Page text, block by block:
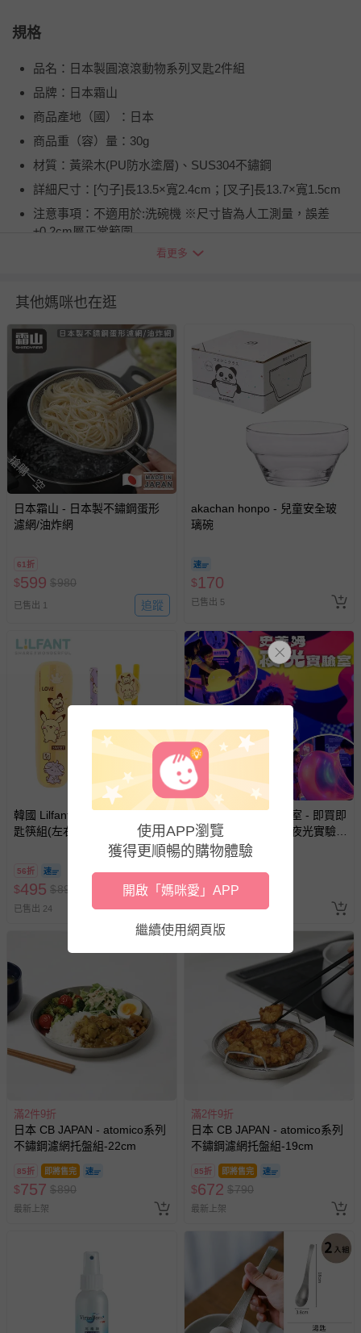
規格
品名：日本製圓滾滾動物系列叉匙2件組
品牌：日本霜山
商品產地（國）：日本
商品重（容）量：30g
材質：黃梁木(PU防水塗層)、SUS304不鏽鋼
詳細尺寸：[勺子]長13.5×寬2.4cm；[叉子]長13.7×寬1.5cm
注意事項：不適用於:洗碗機 ※尺寸皆為人工測量，誤差
±0.2cm屬正常範圍
並非試用期，您所退回的商品必須是未經使用的全新狀態，
如需退換貨，請於收到商品7天（含例假日內提出），如為
瑕疵退換貨所產生的運費，將由媽咪愛負責處理，若非瑕疵
退貨，您可至『查詢訂單』>『已出貨』中查詢該筆訂單，
並點選『我要退貨』即可進行申請。若有相關退貨問題，請
至媽咪愛LINE@客服ID: @mamilove
我們將依序為您處理
與服務，謝謝。
針對滿件折/滿額贈…等活動，如因部份退貨，而該訂單保
留商品未達活動門檻，將以原價計算，活動贈品亦需一併退
回。
部分商品依據消費者保護法的規定，不適用七天鑑賞期/猶
豫期範圍：
易於腐敗、保存期限較短或解約時即將逾期（例如生鮮
商品、食品等）。
客製化商品（例如客製生日書、姓名貼等）。
報紙、期刊或雜誌（惟書籍如經拆封、使用，則酌收整
新費用）。
經消費者拆封之影音商品或電腦軟體（例如 DVD、CD
等）。
非以有形媒介提供之數位內容或一經提供即為完成之線
上服務，經消費者事先同意始提供（例如線上課程、遊
戲或活動點數等）。
已拆封之以下類型商品：
-個人衛生用品（例如尿布、貼身衣物、泳裝、襪子、地
墊、寢具類等）。
-新生兒親膚衣物（嬰幼兒包巾與背巾、包屁衣、學習
褲、紗布衣等）。
-接觸性孕哺產品（奶嘴、奶瓶、擠乳器、哺乳衣、托腹
帶束縛衣、餐搖椅等）。
-其他原廠盒裝商品封口處已貼上「不可拆封」，或具警
示字句等說明貼紙、封條者。
相關的退換貨辦理流程，可詳見： 退換貨 & 退款問題
其他常見問題：
運送服務：目前提供的運送僅限台灣本島。如您位於離島地
亦保留出貨與否的權利。離島、偏遠地區、樓層親送等加價
費用，可能會另需加收。
商品實際的配達日期，可於訂單個人資料內的查詢訂單內，
已出貨通知之訊息為主。
如您收到商品，請依正常流程檢查是否完好，若商品遇瑕疵
若您對於會員帳號、商品訂購與資訊、購物流程、付款方
式、折價券與購物金的使用、退貨及商品運送方式等有疑
。
預購商品：預購為海外同步代購，遇缺貨即會通知媽咪並協
助取消退款事宜。
看更多
其他媽咪也在逛
搶購一空
日本霜山 - 日本製不鏽鋼蛋形
濾網/油炸網
61折
$599 $980
已售出 1 追蹤
akachan honpo - 兒童安全玻
璃碗
$170
已售出 5
韓國 Lilfant - 附盒不鏽鋼學習
匙筷組(左右手)-寶可夢
56折
$495 $890
已售出 24
UNIQUE史萊姆實驗室 - 即買即
用【UNIQUE史萊姆夜光實驗室
@ 台北科教館 】2026/6/11-
訂單編號兌換，逾期作廢) (大
人小孩均一價(3歲以上需購票))
8折
$390 $490
已售出 4288
滿2件9折
日本 CB JAPAN - atomico系列
不鏽鋼濾網托盤組-22cm
85折 即將售完
$757 $890
最新上架
滿2件9折
日本 CB JAPAN - atomico系列
不鏽鋼濾網托盤組-19cm
85折 即將售完
$672 $790
最新上架
使用APP瀏覽
獲得更順暢的購物體驗
開啟「媽咪愛」APP
繼續使用網頁版